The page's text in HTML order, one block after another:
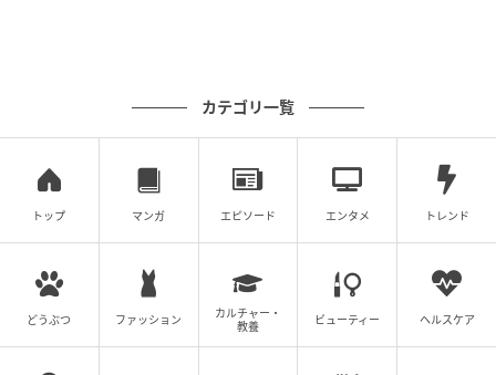
カテゴリ一覧
トップ マンガ エピソード エンタメ トレンド
どうぶつ ファッション
カルチャー・
教養
ビューティー ヘルスケア